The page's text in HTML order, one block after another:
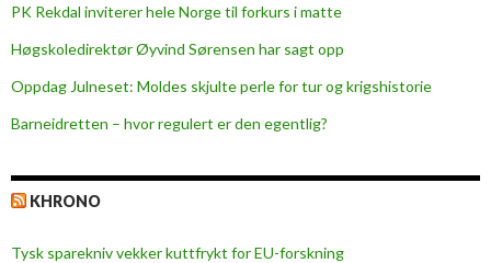
PK Rekdal inviterer hele Norge til forkurs i matte
Høgskoledirektør Øyvind Sørensen har sagt opp
Oppdag Julneset: Moldes skjulte perle for tur og krigshistorie
Barneidretten – hvor regulert er den egentlig?
KHRONO
Tysk sparekniv vekker kuttfrykt for EU-forskning